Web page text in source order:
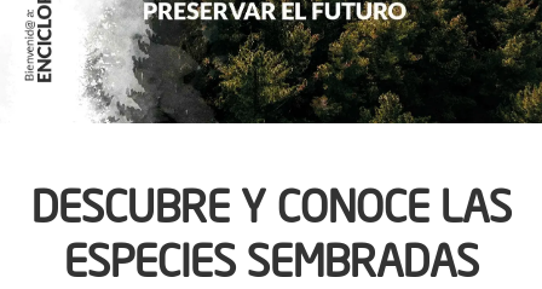
DESCUBRE Y CONOCE LAS
ESPECIES SEMBRADAS